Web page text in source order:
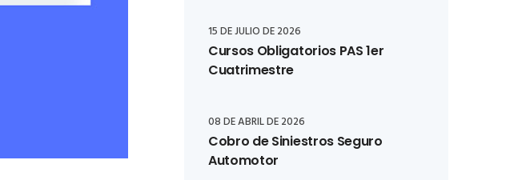
15 DE JULIO DE 2026
Cursos Obligatorios PAS 1er
Cuatrimestre
08 DE ABRIL DE 2026
Cobro de Siniestros Seguro
Automotor